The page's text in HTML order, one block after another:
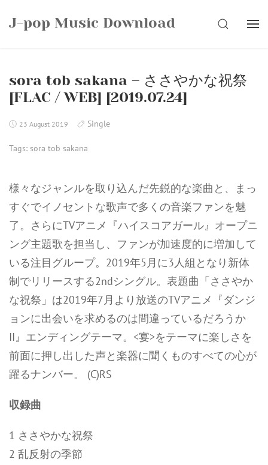
J-pop Music Download SEARCH
sora tob sakana – ささやかな祝祭
[FLAC / WEB] [2019.07.24]
23 August 2019 Single
Tags: sora tob sakana
様々なジャンルを取り込んだ先鋭的な楽曲と、まっ
すぐでイノセントな歌声で多くの音楽ファンを魅
了。さらにTVアニメ『ハイスコアガール』オープニ
ング主題歌を担当し、ファンが加速度的に増加して
いる注目グループ。2019年5月に3人組となり新体
制でリリースする2ndシングル。表題曲「ささやか
な祝祭」は2019年7月より放送のTVアニメ『ダンジ
ョンに出会いを求めるのは間違っているだろうか
II』エンディングテーマ。<宴>をテーマに楽しさを
前面に押し出した声と楽器に聞くものすべての心が
躍るナンバー。 (C)RS
収録曲
1 ささやかな祝祭
2 乱反射の季節